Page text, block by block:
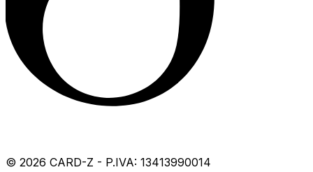
© 2026 CARD-Z - P.IVA: 13413990014